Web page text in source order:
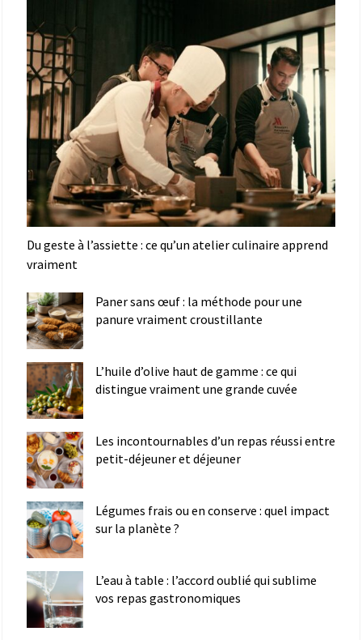
Du geste à l’assiette : ce qu’un atelier culinaire apprend
vraiment
Paner sans œuf : la méthode pour une
panure vraiment croustillante
L’huile d’olive haut de gamme : ce qui
distingue vraiment une grande cuvée
Les incontournables d’un repas réussi entre
petit-déjeuner et déjeuner
Légumes frais ou en conserve : quel impact
sur la planète ?
L’eau à table : l’accord oublié qui sublime
vos repas gastronomiques